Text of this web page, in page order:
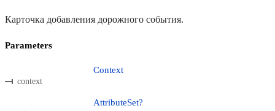
Карточка добавления дорожного события.
Parameters
context
Context
AttributeSet?